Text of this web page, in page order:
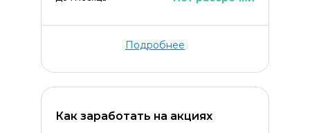
Подробнее
Как заработать на акциях